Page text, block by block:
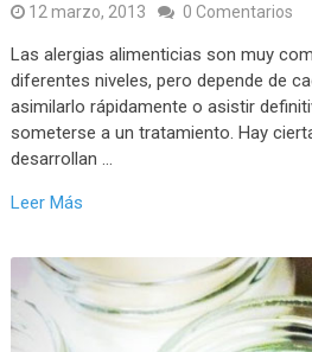
12 marzo, 2013 0 Comentarios
Las alergias alimenticias son muy
diferentes niveles, pero depende de
asimilarlo rápidamente o asistir
someterse a un tratamiento. Hay
desarrollan …
Leer Más